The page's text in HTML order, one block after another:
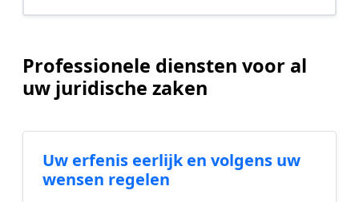
Professionele diensten voor al
uw juridische zaken
Uw erfenis eerlijk en volgens uw
wensen regelen